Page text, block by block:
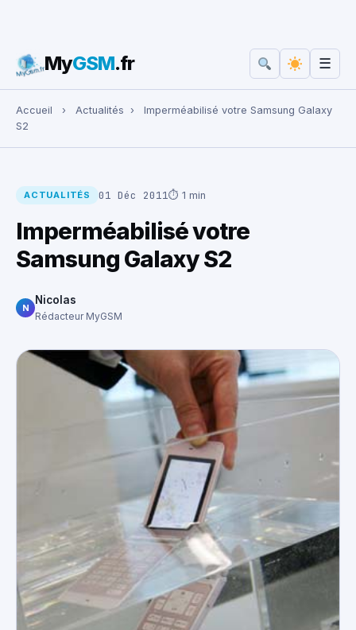
Rechercher :
MyGSM.fr ☰
Accueil › Actualités ›
Imperméabilisé votre Samsung Galaxy
S2
ACTUALITÉS 01 Déc 2011⏱ 1 min
Imperméabilisé votre
Samsung Galaxy S2
N
Nicolas
Rédacteur MyGSM